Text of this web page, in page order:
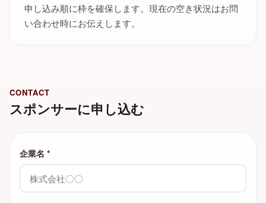
申し込み順に枠を確保します。現在の空き状況はお問
い合わせ時にお伝えします。
CONTACT
スポンサーに申し込む
企業名 *